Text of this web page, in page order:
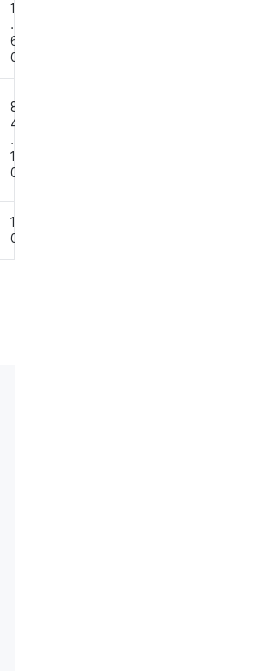
1
.
6
0
8
4
.
1
0
1
0